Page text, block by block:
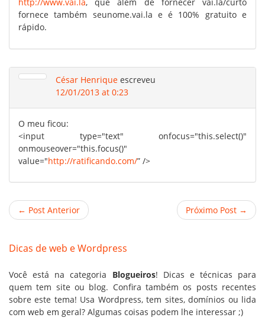
fornece também seunome.vai.la e é 100% gratuito e
rápido.
César Henrique escreveu
12/01/2013 at 0:23
O meu ficou:
<input type="text" onfocus="this.select()"
onmouseover="this.focus()"
value="http://ratificando.com/” />
← Post Anterior Próximo Post →
Dicas de web e Wordpress
Você está na categoria Blogueiros! Dicas e técnicas para
quem tem site ou blog. Confira também os posts recentes
sobre este tema! Usa Wordpress, tem sites,domínios ou lida
com web em geral? Algumas coisas podem lhe interessar ;)